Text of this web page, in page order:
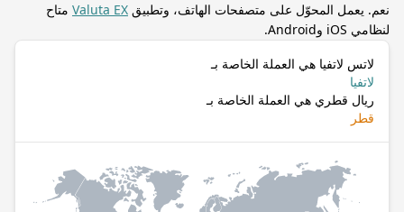
نعم. يعمل المحوّل على متصفحات الهاتف، وتطبيق Valuta EX متاح
لنظامي iOS وAndroid.
لاتس لاتفيا هي العملة الخاصة بـ
لاتفيا
ريال قطري هي العملة الخاصة بـ
قطر